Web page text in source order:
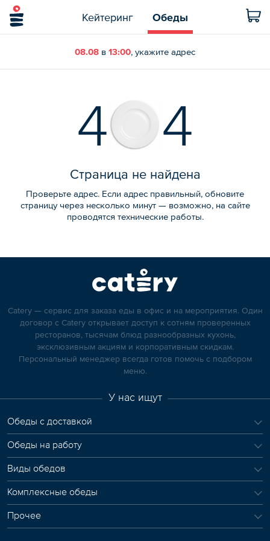
Кейтеринг Обеды
08.08 в 13:00, укажите адрес
4 4
Страница не найдена
Проверьте адрес. Если адрес правильный, обновите
страницу через несколько минут — возможно, на сайте
проводятся технические работы.
Catery — сервис для заказа еды в офис и на мероприятия. Один
договор с Catery открывает доступ к сотням проверенных
ресторанов, тысячам блюд разнообразных кухонь,
эксклюзивным акциям и корпоративным скидкам.
Персональный менеджер всегда готов помочь с подбором
меню.
У нас ищут
Обеды с доставкой
Обеды на работу
Виды обедов
Комплексные обеды
Прочее